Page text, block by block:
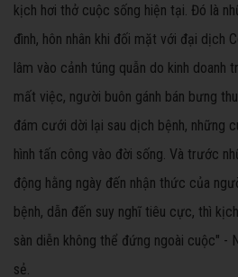
kịch hơi thở cuộc sống hiện tại. Đó là
đình, hôn nhân khi đối mặt với đại dịch
lâm vào cảnh túng quẫn do kinh doanh
mất việc, người buôn gánh bán bưng
đám cưới dời lại sau dịch bệnh, những
hình tấn công vào đời sống. Và trước
động hằng ngày đến nhận thức của
bệnh, dẫn đến suy nghĩ tiêu cực, thì
sàn diễn không thể đứng ngoài cuộc" -
sẻ.